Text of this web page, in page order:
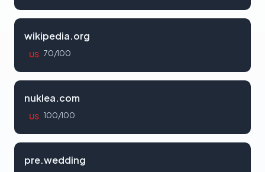
wikipedia.org
US 70/100
nuklea.com
US 100/100
pre.wedding